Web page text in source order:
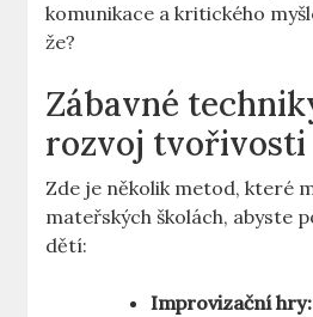
komunikace a kritického
že?
Zábavné
rozvoj tvořivosti
Zde je několik metod, které
mateřských školách, abyste
dětí:
Improvizační hry: